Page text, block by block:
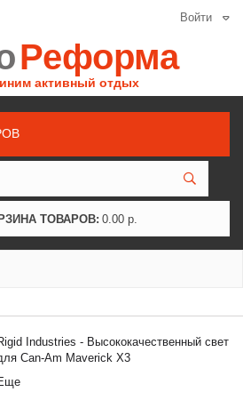
Войти
Реформа
активный отдых
ТОВАРОВ: 0.00 р.
Industries - Высококачественный свет
Can-Am Maverick X3